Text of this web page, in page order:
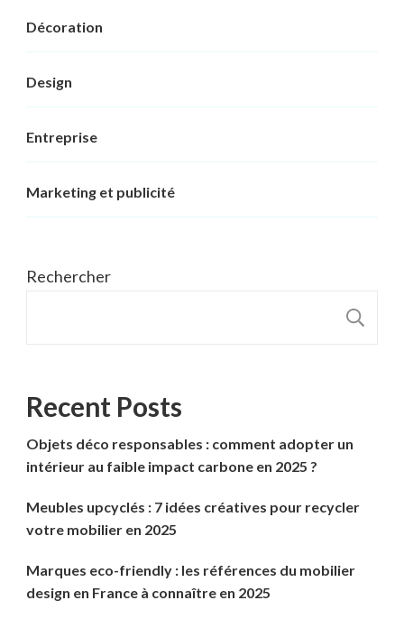
Décoration
Design
Entreprise
Marketing et publicité
Rechercher
Recent Posts
Objets déco responsables : comment adopter un
intérieur au faible impact carbone en 2025 ?
Meubles upcyclés : 7 idées créatives pour recycler
votre mobilier en 2025
Marques eco-friendly : les références du mobilier
design en France à connaître en 2025